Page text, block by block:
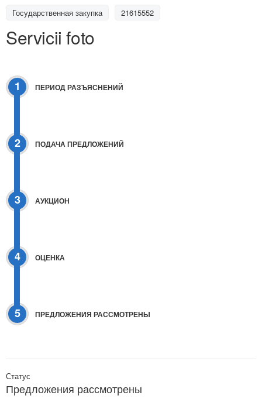
Государственная закупка 21615552
Servicii foto
1 ПЕРИОД РАЗЪЯСНЕНИЙ
2 ПОДАЧА ПРЕДЛОЖЕНИЙ
3 АУКЦИОН
4 ОЦЕНКА
5 ПРЕДЛОЖЕНИЯ РАССМОТРЕНЫ
Статус
Предложения рассмотрены